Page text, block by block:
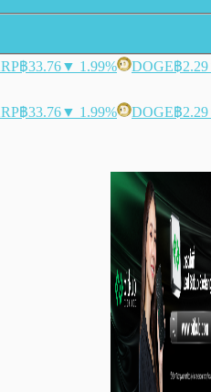
฿33.76▼ 1.99% DOGE฿2.29
฿33.76▼ 1.99% DOGE฿2.29